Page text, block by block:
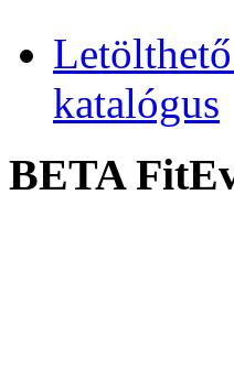
katalógus
BETA